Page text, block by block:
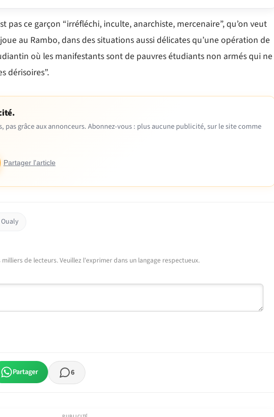
pas ce garçon “irréfléchi, inculte, anarchiste, mercenaire”, qu’on veut
au Rambo, dans des situations aussi délicates qu’une opération de
où les manifestants sont de pauvres étudiants non armés qui ne
dérisoires”.
pas grâce aux annonceurs. Abonnez-vous : plus aucune publicité, sur le site comme
Partager l'article
de lecteurs. Veuillez l'exprimer dans un langage respectueux.
Partager 6